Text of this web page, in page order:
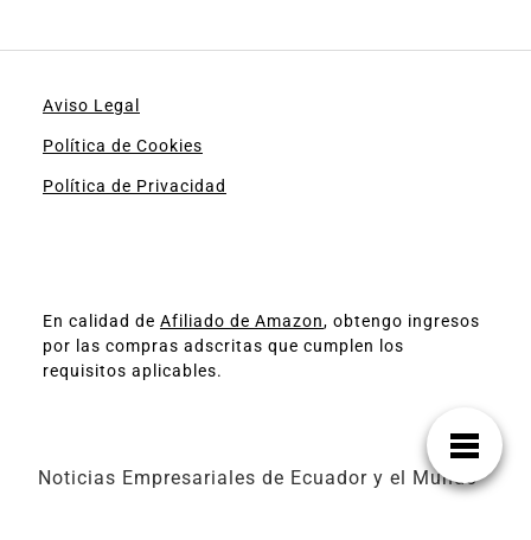
Aviso Legal
Política de Cookies
Política de Privacidad
En calidad de Afiliado de Amazon, obtengo ingresos
por las compras adscritas que cumplen los
requisitos aplicables.
Noticias Empresariales de Ecuador y el Mundo